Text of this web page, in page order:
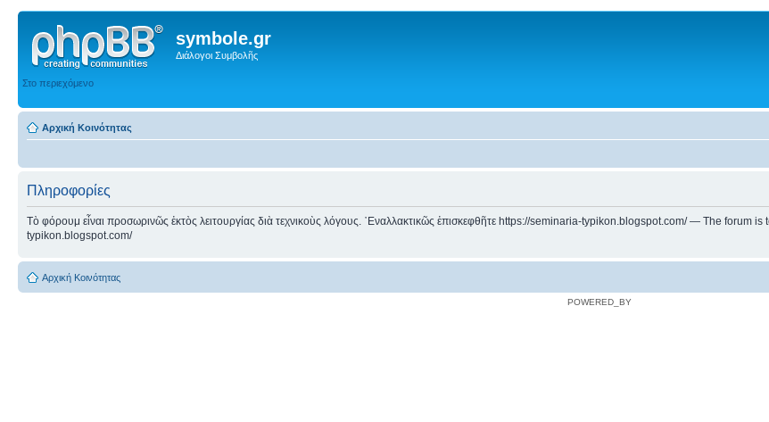
symbole.gr
Διάλογοι Συμβολῆς
Στο περιεχόμενο
Αρχική Κοινότητας
Πληροφορίες
Τὸ φόρουμ εἶναι προσωρινῶς ἐκτὸς λειτουργίας διὰ τεχνικοὺς λόγους. ᾿Εναλλακτικῶς ἐπισκεφθῆτε https://seminaria-typikon.blogspot.com/ — The
typikon.blogspot.com/
Αρχική Κοινότητας
POWERED_BY